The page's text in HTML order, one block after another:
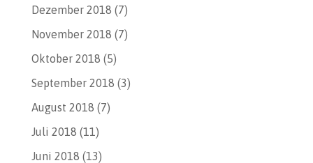
Dezember 2018 (7)
November 2018 (7)
Oktober 2018 (5)
September 2018 (3)
August 2018 (7)
Juli 2018 (11)
Juni 2018 (13)